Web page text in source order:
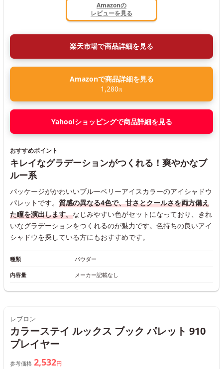
Amazonの
レビューを見る
楽天市場で商品詳細を見る
Amazonで商品詳細を見る
1,280円
Yahoo!ショッピングで商品詳細を見る
おすすめポイント
キレイなグラデーションがつくれる！爽やかなブ
ルー系
パッケージがかわいいブルーベリーアイスカラーのアイシャドウ
パレットです。 質感の異なる4色で、甘さとクールさを両方備え
た瞳を演出します。なじみやすい色がセットになっており、きれ
いなグラデーションをつくれるのが魅力です。色持ちの良いアイ
シャドウを探している方にもおすすめです。
種類 パウダー
内容量 メーカー記載なし
レブロン
カラーステイ ルックス ブック パレット 910
プレイヤー
参考価格 2,532円